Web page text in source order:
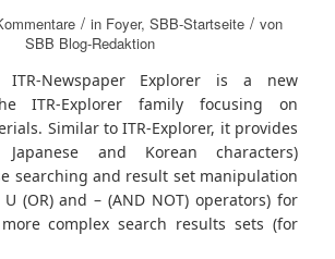
/ in Foyer,SBB-Startseite / von
SBB Blog-Redaktion
ITR-Newspaper Explorer is a new
ITR-Explorer family focusing on
Similar to ITR-Explorer, it provides
Japanese and Korean characters)
searching and result set manipulation
(OR) and – (AND NOT) operators) for
complex search results sets (for